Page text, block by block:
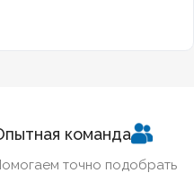
с изоляцией из
команда
точно подобрать